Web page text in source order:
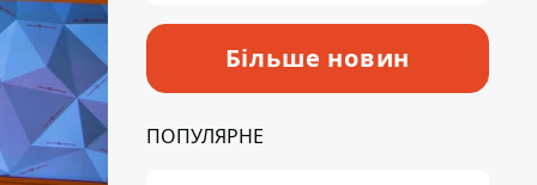
Більше новин
ПОПУЛЯРНЕ